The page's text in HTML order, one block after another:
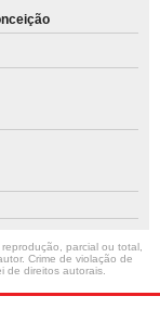
parcial ou total,
Crime de violação de
de direitos autorais